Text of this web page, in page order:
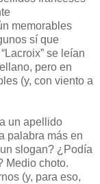
memorables
sí que
se leían
pero en
(y, con viento a
un apellido
palabra más en
slogan? ¿Podía
Medio choto.
(y, para eso,